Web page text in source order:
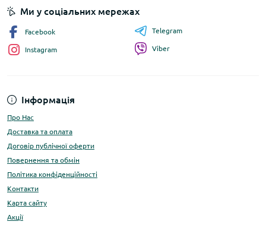
Інформація
Про Нас
Доставка та оплата
Договір публічної оферти
Повернення та обмін
Політика конфіденційності
Контакти
Карта сайту
Акції
Ми у соціальних мережах
Facebook
Instagram
Telegram
Viber